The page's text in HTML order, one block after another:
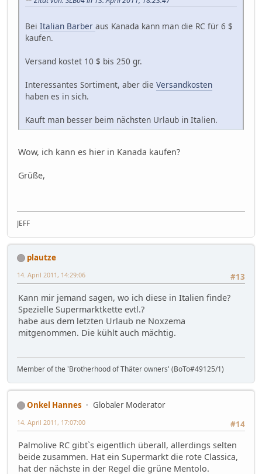
Bei Italian Barber aus Kanada kann man die RC für 6 $
kaufen.
Versand kostet 10 $ bis 250 gr.
Interessantes Sortiment, aber die Versandkosten
haben es in sich.
Kauft man besser beim nächsten Urlaub in Italien.
Wow, ich kann es hier in Kanada kaufen?
Grüße,
JEFF
plautze
#13
14. April 2011, 14:29:06
Kann mir jemand sagen, wo ich diese in Italien finde?
Spezielle Supermarktkette evtl.?
habe aus dem letzten Urlaub ne Noxzema
mitgenommen. Die kühlt auch mächtig.
Member of the 'Brotherhood of Thäter owners' (BoTo#49125/1)
Onkel Hannes
Globaler Moderator
#14
14. April 2011, 17:07:00
Palmolive RC gibt`s eigentlich überall, allerdings selten
beide zusammen. Hat ein Supermarkt die rote Classica,
hat der nächste in der Regel die grüne Mentolo.